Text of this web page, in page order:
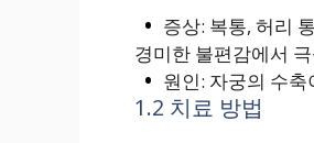
증상: 복통, 허리
경미한 불편감에서
원인: 자궁의 수
1.2 치료 방법